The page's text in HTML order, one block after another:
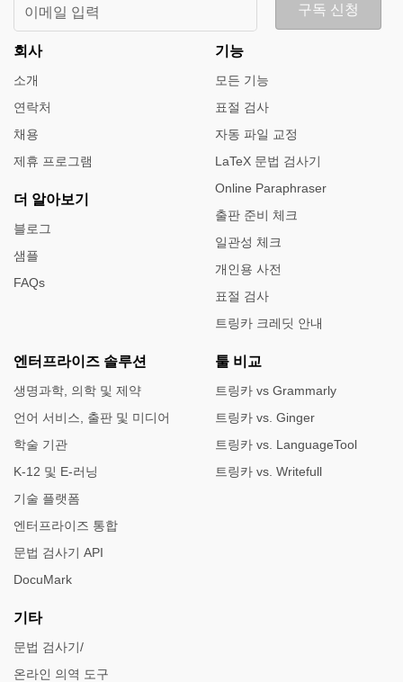
이메일 입력 구독 신청
회사
소개
연락처
채용
제휴 프로그램
더 알아보기
블로그
샘플
FAQs
기능
모든 기능
표절 검사
자동 파일 교정
LaTeX 문법 검사기
Online Paraphraser
출판 준비 체크
일관성 체크
개인용 사전
표절 검사
트링카 크레딧 안내
엔터프라이즈 솔루션
생명과학, 의학 및 제약
언어 서비스, 출판 및 미디어
학술 기관
K-12 및 E-러닝
기술 플랫폼
엔터프라이즈 통합
문법 검사기 API
DocuMark
툴 비교
트링카 vs Grammarly
트링카 vs. Ginger
트링카 vs. LanguageTool
트링카 vs. Writefull
기타
문법 검사기/
온라인 의역 도구